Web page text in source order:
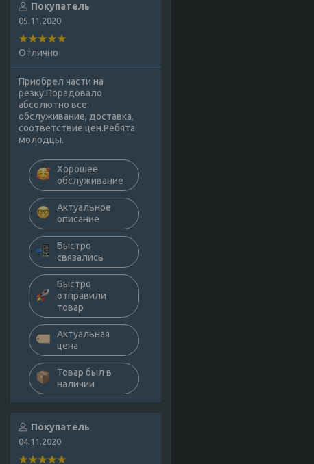
Покупатель
05.11.2020
Отлично
Приобрел части на
резку.Порадовало
абсолютно все:
обслуживание, доставка,
соответствие цен.Ребята
молодцы.
Хорошее
обслуживание
Актуальное
описание
Быстро
связались
Быстро
отправили
товар
Актуальная
цена
Товар был в
наличии
Покупатель
04.11.2020